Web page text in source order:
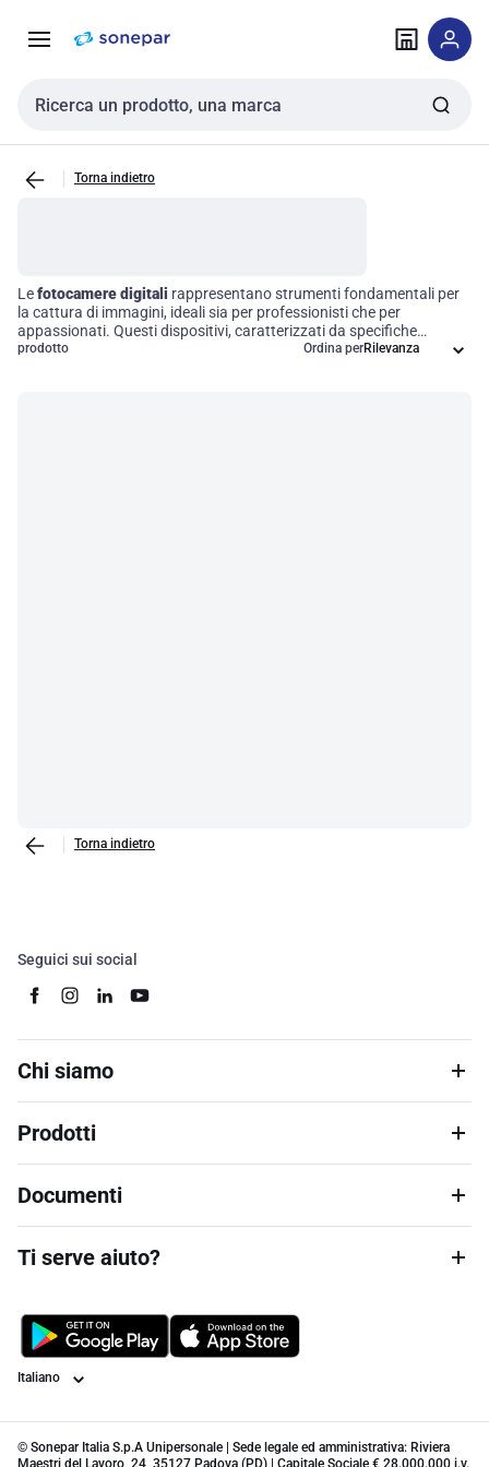
navigazione alla
Cerca input
Torna indietro
Lefotocamere digitali rappresentano strumenti fondamentali per
la cattura di immagini, ideali sia per professionisti che per
appassionati. Questi dispositivi, caratterizzati da specifiche
tecniche variabili come risoluzione, tipologia di obiettivo e opzioni di
prodotto Ordina per
Torna indietro
Seguici sui social
Chi siamo
Prodotti
Documenti
Ti serve aiuto?
Lingua
© Sonepar Italia S.p.A Unipersonale | Sede legale ed amministrativa: Riviera
Maestri del Lavoro, 24, 35127 Padova (PD) | Capitale Sociale € 28.000.000 i.v.